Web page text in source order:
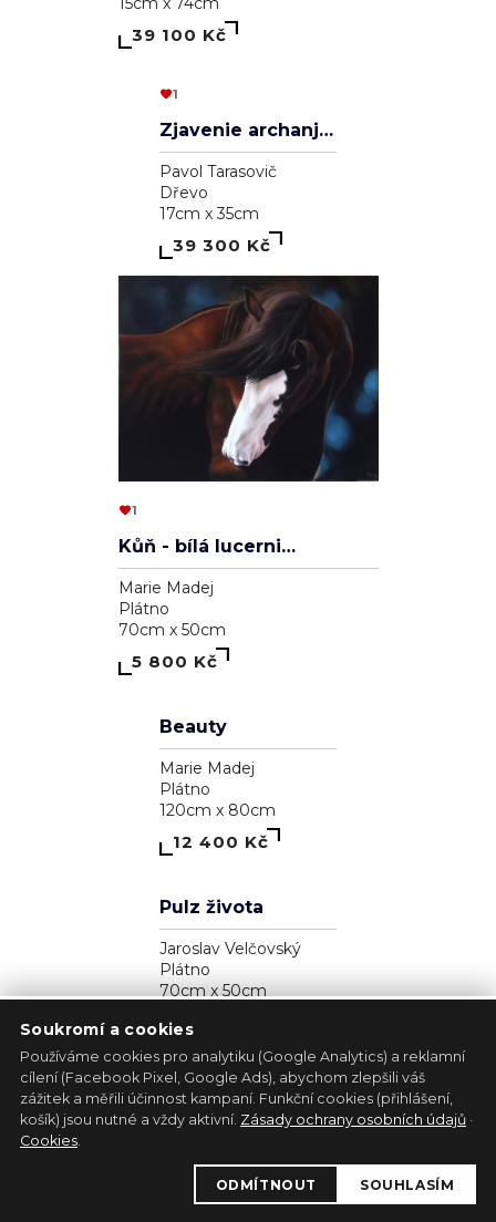
Astrálna bytosť, ktorá má cnosť
Pavol Tarasovič
Dřevo
15cm x 74cm
39 100 Kč
Pavol Tarasovič
Dřevo
17cm x 35cm
39 300 Kč
1
Soukromí a cookies
Používáme cookies pro analytiku (Google Analytics) a reklamní
cílení (Facebook Pixel, Google Ads), abychom zlepšili váš
zážitek a měřili účinnost kampaní. Funkční cookies (přihlášení,
košík) jsou nutné a vždy aktivní. Zásady ochrany osobních údajů ·
Cookies.
ODMÍTNOUT SOUHLASÍM